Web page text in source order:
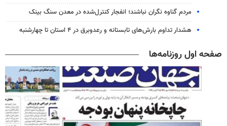
مردم گناوه نگران نباشند؛ انفجار کنترل‌شده در معدن سنگ بینک
هشدار تداوم بارش‌های تابستانه و رعدوبرق در ۴ استان تا چهارشنبه
صفحه اول روزنامه‌ها